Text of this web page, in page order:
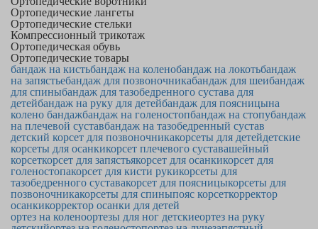
Ортопедические лангеты
Ортопедические стельки
Компрессионный трикотаж
Ортопедическая обувь
Ортопедические товары
бандаж на кистьбандаж на коленобандаж на локотьбандаж
на запястьебандаж для позвоночникабандаж для шеибандаж
для спиныбандаж для тазобедренного сустава для
детейбандаж на руку для детейбандаж для поясницына
колено бандажбандаж на голеностопбандаж на стопубандаж
на плечевой суставбандаж на тазобедренный сустав
детский корсет для позвоночникакорсеты для детейдетские
корсеты для осанкикорсет плечевого суставашейный
корсеткорсет для запястьякорсет для осанкикорсет для
голеностопакорсет для кисти рукикорсеты для
тазобедренного суставакорсет для поясницыкорсеты для
позвоночникакорсеты для спиныпояс корсеткорректор
осанкикорректор осанки для детей
ортез на коленоортезы для ног детскиеортез на руку